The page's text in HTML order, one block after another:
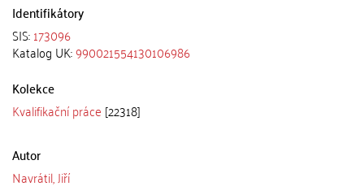
Identifikátory
SIS:173096
Katalog UK:990021554130106986
Kolekce
Kvalifikační práce [22318]
Autor
Navrátil, Jiří